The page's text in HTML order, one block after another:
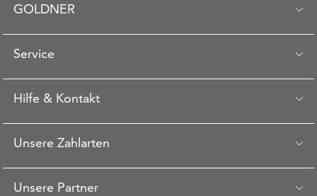
GOLDNER
Service
Hilfe & Kontakt
Unsere Zahlarten
Unsere Partner